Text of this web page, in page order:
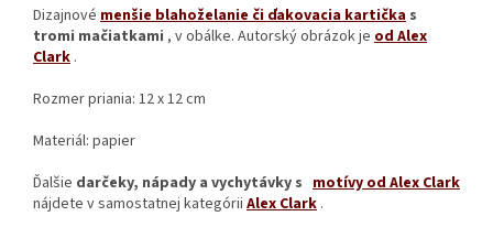
Dizajnové menšie blahoželanie či ďakovacia kartička s
tromi mačiatkami , v obálke. Autorský obrázok je od Alex
Clark .
Rozmer priania: 12 x 12 cm
Materiál: papier
Ďalšie darčeky, nápady a vychytávky s motívy od Alex Clark
nájdete v samostatnej kategórii Alex Clark .